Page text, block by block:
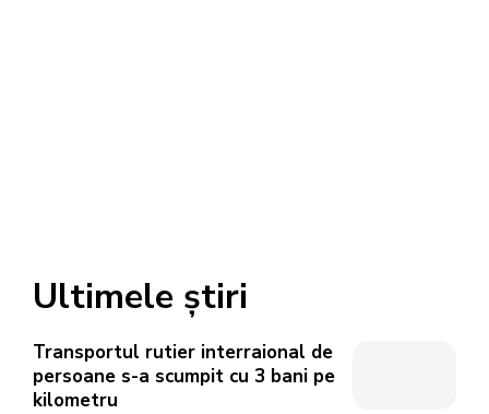
Ultimele știri
Transportul rutier interraional de
persoane s-a scumpit cu 3 bani pe
kilometru